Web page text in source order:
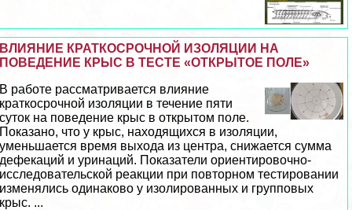
ВЛИЯНИЕ КРАТКОСРОЧНОЙ ИЗОЛЯЦИИ НА
ПОВЕДЕНИЕ КРЫС В ТЕСТЕ «ОТКРЫТОЕ ПОЛЕ»
В работе рассматривается влияние
краткосрочной изоляции в течение пяти
суток на поведение крыс в открытом поле.
Показано, что у крыс, находящихся в изоляции,
уменьшается время выхода из центра, снижается сумма
дефекаций и уринаций. Показатели ориентировочно-
исследовательской реакции при повторном тестировании
изменялись одинаково у изолированных и групповых
крыс. ...